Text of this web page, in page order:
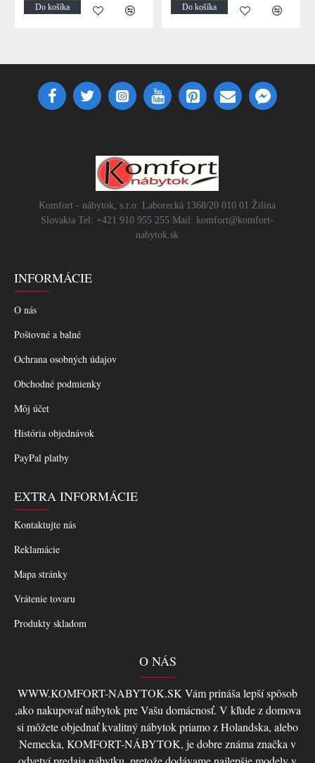
Do košíka Do košíka
Komfort - nábytok, s.r.o. Laborecká 1368/20 010 01 Žilina
Slovakia Tel: +421 910 955 255 Mail: komfort@komfort-
nabytok.sk
INFORMÁCIE
O nás
Poštovné a balné
Ochrana osobných údajov
Obchodné podmienky
Môj účet
História objednávok
PayPal platby
EXTRA INFORMÁCIE
Kontaktujte nás
Reklamácie
Mapa stránky
Vrátenie tovaru
Produkty skladom
O NÁS
WWW.KOMFORT-NABYTOK.SK Vám prináša lepší spôsob
,ako nakupovať nábytok pre Vašu domácnosť. V kľude z domova
si môžete objednať kvalitný nábytok priamo z Holandska, alebo
Nemecka, KOMFORT-NÁBYTOK, je dobre známa značka v